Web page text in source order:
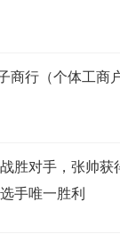
商行（个体工商
胜对手，张帅获
手唯一胜利